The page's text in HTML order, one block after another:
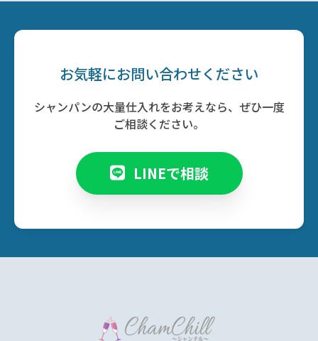
お気軽にお問い合わせください
シャンパンの大量仕入れをお考えなら、ぜひ一度
ご相談ください。
LINEで相談